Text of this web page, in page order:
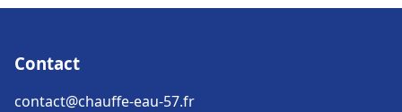
Contact
contact@chauffe-eau-57.fr